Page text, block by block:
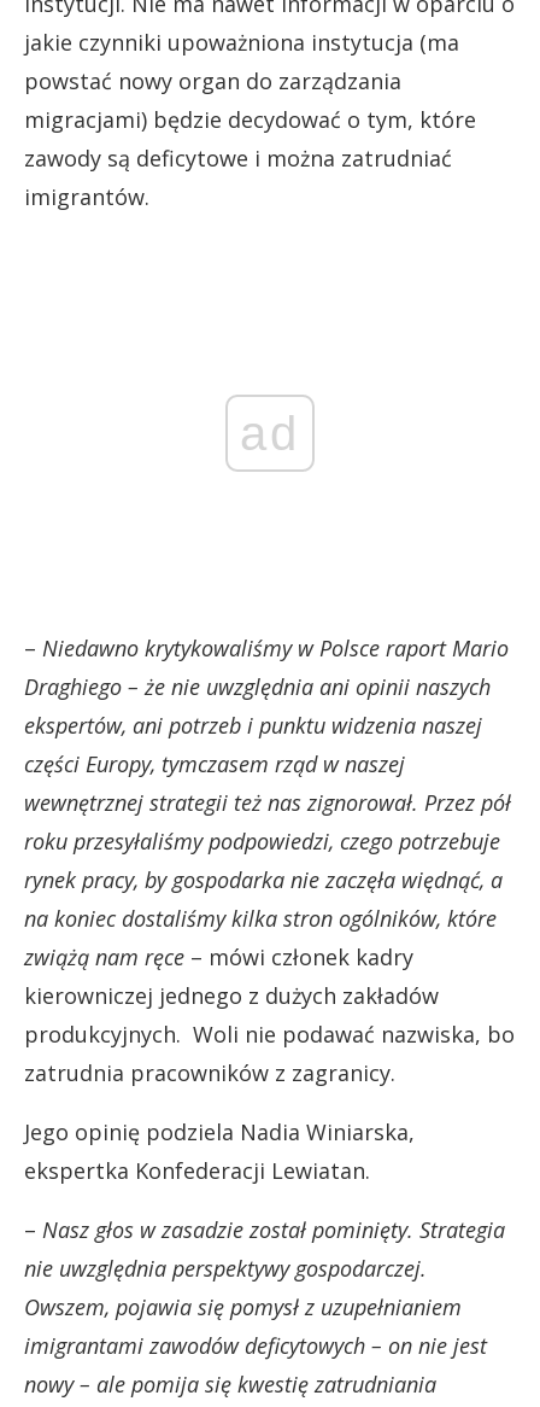
jakie czynniki upoważniona instytucja (ma
powstać nowy organ do zarządzania
migracjami) będzie decydować o tym, które
zawody są deficytowe i można zatrudniać
imigrantów.
ad
– Niedawno krytykowaliśmy w Polsce raport Mario
Draghiego – że nie uwzględnia ani opinii naszych
ekspertów, ani potrzeb i punktu widzenia naszej
części Europy, tymczasem rząd w naszej
wewnętrznej strategii też nas zignorował. Przez pół
roku przesyłaliśmy podpowiedzi, czego potrzebuje
rynek pracy, by gospodarka nie zaczęła więdnąć, a
na koniec dostaliśmy kilka stron ogólników, które
zwiążą nam ręce – mówi członek kadry
kierowniczej jednego z dużych zakładów
produkcyjnych. Woli nie podawać nazwiska, bo
zatrudnia pracowników z zagranicy.
Jego opinię podziela Nadia Winiarska,
ekspertka Konfederacji Lewiatan.
– Nasz głos w zasadzie został pominięty. Strategia
nie uwzględnia perspektywy gospodarczej.
Owszem, pojawia się pomysł z uzupełnianiem
imigrantami zawodów deficytowych – on nie jest
nowy – ale pomija się kwestię zatrudniania